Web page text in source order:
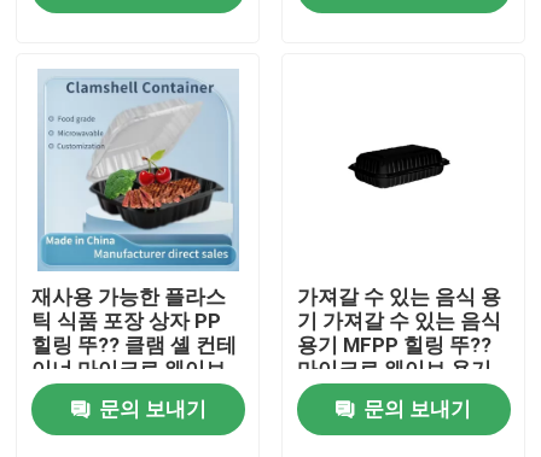
VR 쇼
회사 소개
공장 견학
품질 관리
재사용 가능한 플라스
틱 식품 포장 상자 PP
힐링 뚜?? 클램 셸 컨테
이너 마이크로 웨이브
10.2x10.2x3.2
문의 보내기
가져갈 수 있는 음식 용
기 가져갈 수 있는 음식
용기 MFPP 힐링 뚜??
마이크로 웨이브 용기
9x6x2.6
문의 보내기